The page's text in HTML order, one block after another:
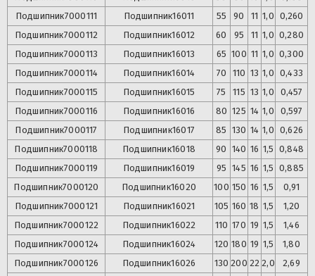
Подшипник7000111 Подшипник16011 55 90 11 1,0 0,260
Подшипник7000112 Подшипник16012 60 95 11 1,0 0,280
Подшипник7000113 Подшипник16013 65 100 11 1,0 0,300
Подшипник7000114 Подшипник16014 70 110 13 1,0 0,433
Подшипник7000115 Подшипник16015 75 115 13 1,0
0,457
Подшипник7000116 Подшипник16016 80 125 14 1,0
0,597
Подшипник7000117 Подшипник16017 85 130 14 1,0 0,626
Подшипник7000118 Подшипник16018 90 140 16 1,5 0,848
Подшипник7000119 Подшипник16019 95 145 16 1,5 0,885
Подшипник7000120 Подшипник16020 100 150 16 1,5
0,91
Подшипник7000121 Подшипник16021 105 160 18 1,5
1,20
Подшипник7000122 Подшипник16022 110 170 19 1,5
1,46
Подшипник7000124 Подшипник16024 120 180 19 1,5
1,80
Подшипник7000126 Подшипник16026 130 200 22 2,0
2,69